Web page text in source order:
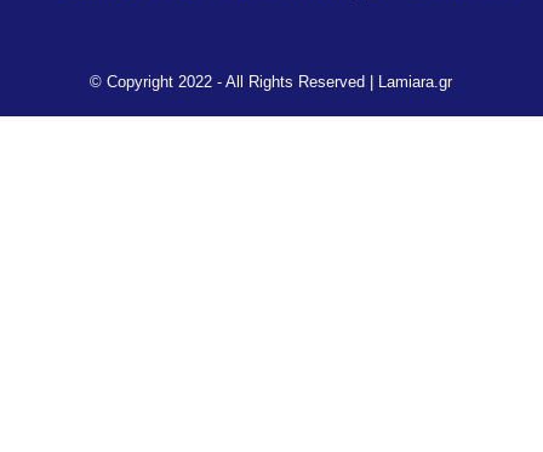
© Copyright 2022 - All Rights Reserved | Lamiara.gr